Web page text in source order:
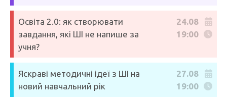
Освіта 2.0: як створювати
завдання, які ШІ не напише за
учня?
24.08
19:00
Яскраві методичні ідеї з ШІ на
новий навчальний рік
27.08
19:00